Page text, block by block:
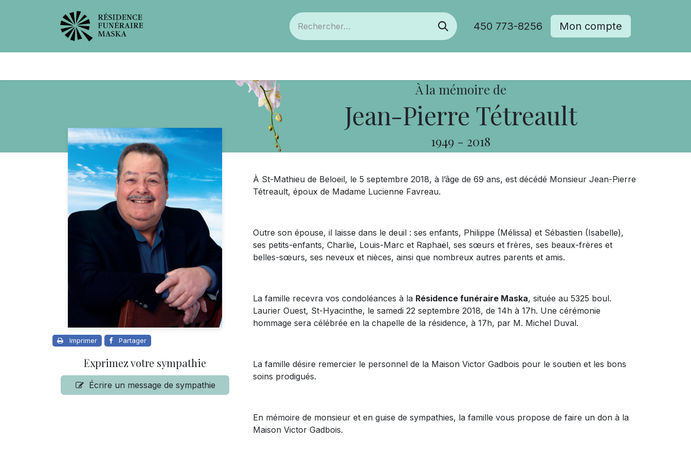
450 773-8256 Mon compte
À la mémoire de
Jean-Pierre Tétreault
1949 - 2018
Imprimer Partager
Exprimez votre sympathie
Écrire un message de sympathie
À St-Mathieu de Beloeil, le 5 septembre 2018, à l’âge de 69 ans, est décédé Monsieur Jean-Pierre
Tétreault, époux de Madame Lucienne Favreau.
Outre son épouse, il laisse dans le deuil : ses enfants, Philippe (Mélissa) et Sébastien (Isabelle),
ses petits-enfants, Charlie, Louis-Marc et Raphaël, ses sœurs et frères, ses beaux-frères et
belles-sœurs, ses neveux et nièces, ainsi que nombreux autres parents et amis.
La famille recevra vos condoléances à la Résidence funéraire Maska, située au 5325 boul.
Laurier Ouest, St-Hyacinthe, le samedi 22 septembre 2018, de 14h à 17h. Une cérémonie
hommage sera célébrée en la chapelle de la résidence, à 17h, par M. Michel Duval.
La famille désire remercier le personnel de la Maison Victor Gadbois pour le soutien et les bons
soins prodigués.
En mémoire de monsieur et en guise de sympathies, la famille vous propose de faire un don à la
Maison Victor Gadbois.